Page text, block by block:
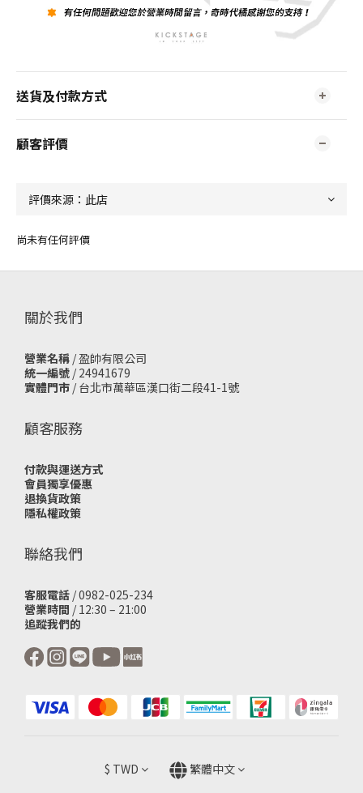
送貨及付款方式
顧客評價
尚未有任何評價
關於我們
營業名稱 / 盈帥有限公司
統一編號 / 24941679
實體門市 / 台北市萬華區漢口街二段41-1號
顧客服務
付款與運送方式
會員獨享優惠
退換貨政策
隱私權政策
聯絡我們
客服電話 / 0982-025-234
營業時間 / 12:30 – 21:00
追蹤我們的
$ TWD 繁體中文